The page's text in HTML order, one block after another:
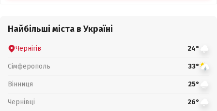
Найбільші міста в Україні
Чернігів 24°
Сімферополь 33°
Вінниця 25°
Чернівці 26°